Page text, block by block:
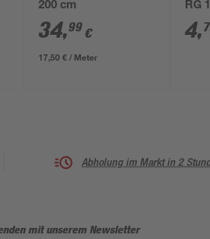
200 cm
34,99 €
17,50 € / Meter
RG
4,
Abholung im Markt in 2
mit unserem Newsletter